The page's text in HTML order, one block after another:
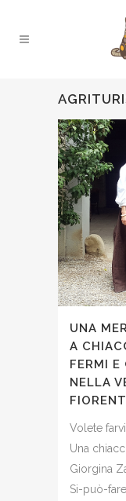
UNA
A
FERMI E
NELLA
Volete
Una
Giorgina
Si-può-